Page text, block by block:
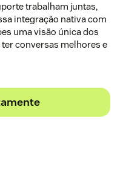
trabalham juntas,
integração nativa com
uma visão única dos
conversas melhores e